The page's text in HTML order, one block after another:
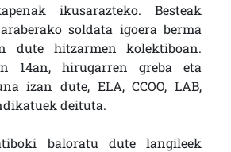
ikusarazteko. Besteak
soldata igoera berma
dute hitzarmen kolektiboan.
14an, hirugarren greba eta
izan dute, ELA, CCOO, LAB,
deituta.
baloratu dute langileek